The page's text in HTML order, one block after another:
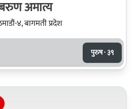
अमात्य
४, बागमती प्रदेश
पुरुष · ३९